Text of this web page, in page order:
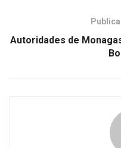
Autoridades de